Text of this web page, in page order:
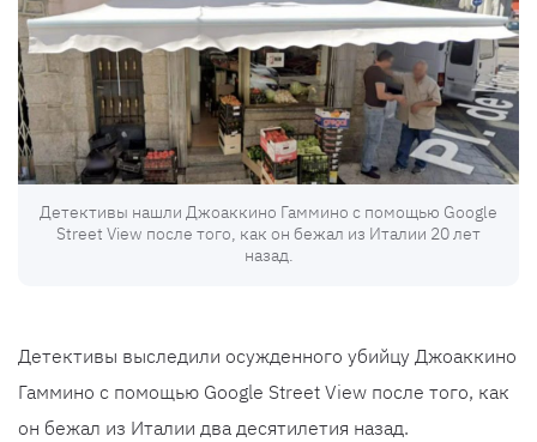
Детективы нашли Джоаккино Гаммино с помощью Google
Street View после того, как он бежал из Италии 20 лет
назад.
Детективы выследили осужденного убийцу Джоаккино
Гаммино с помощью Google Street View после того, как
он бежал из Италии два десятилетия назад.